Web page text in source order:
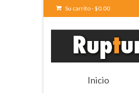
Su carrito-$0.00
Inicio